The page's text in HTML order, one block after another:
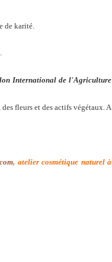
de karité.
International de l'Agriculture
fleurs et des actifs végétaux. A
, atelier cosmétique naturel à